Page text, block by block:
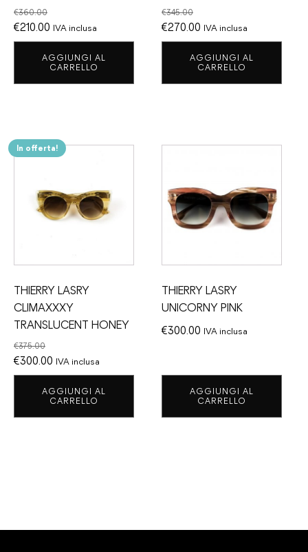
€360.00
Il
prezzo
originale
€210.00
prezzo
attuale
IVA inclusa
AGGIUNGI AL
CARRELLO
€345.00
Il
prezzo
originale
€270.00 Il
prezzo
attuale
IVA inclusa
AGGIUNGI AL
CARRELLO
In offerta!
THIERRY LASRY
CLIMAXXXY
TRANSLUCENT HONEY
€375.00
Il
prezzo
originale
€300.00
prezzo
attuale
IVA inclusa
AGGIUNGI AL
CARRELLO
THIERRY LASRY
UNICORNY PINK
€300.00 IVA inclusa
AGGIUNGI AL
CARRELLO